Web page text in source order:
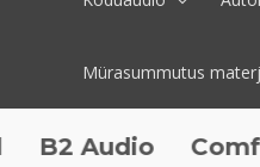
Mürasummutus
Comfort